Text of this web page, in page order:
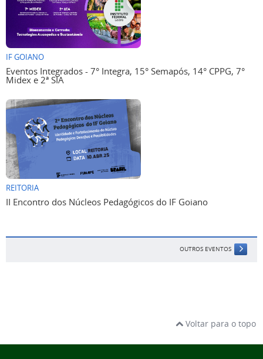
IF GOIANO
Eventos Integrados - 7° Integra, 15° Semapós, 14° CPPG, 7°
Midex e 2ª SIA
REITORIA
II Encontro dos Núcleos Pedagógicos do IF Goiano
OUTROS EVENTOS
Voltar para o topo